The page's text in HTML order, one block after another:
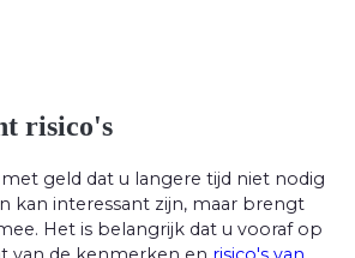
risico's
geld dat u langere tijd niet nodig
kan interessant zijn, maar brengt
Het is belangrijk dat u vooraf op